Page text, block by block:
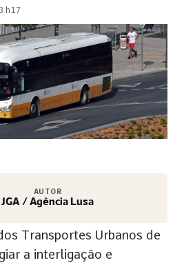
h17
AUTOR
JGA / Agência Lusa
Transportes Urbanos de
a interligação e